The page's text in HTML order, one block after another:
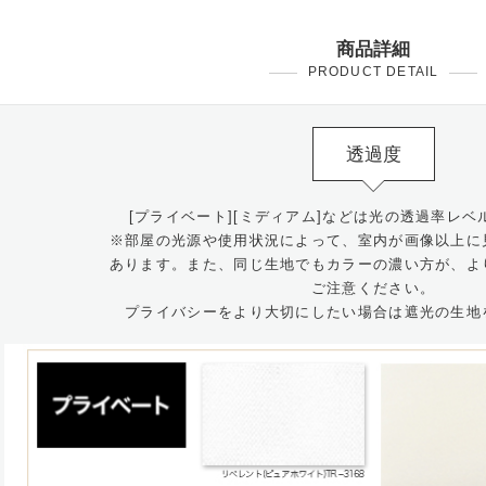
商品詳細
PRODUCT DETAIL
透過度
[プライベート][ミディアム]などは光の透過率レベ
※部屋の光源や使用状況によって、室内が画像以上
あります。また、同じ生地でもカラーの濃い方が、
ご注意ください。
プライバシーをより大切にしたい場合は遮光の生